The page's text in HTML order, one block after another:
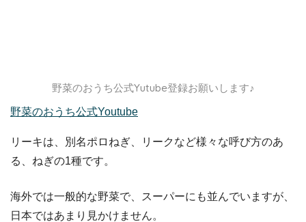
野菜のおうち公式Yutube登録お願いします♪
野菜のおうち公式Youtube
リーキは、別名ポロねぎ、リークなど様々な呼び方のあ
る、ねぎの1種です。
海外では一般的な野菜で、スーパーにも並んでいますが、
日本ではあまり見かけません。